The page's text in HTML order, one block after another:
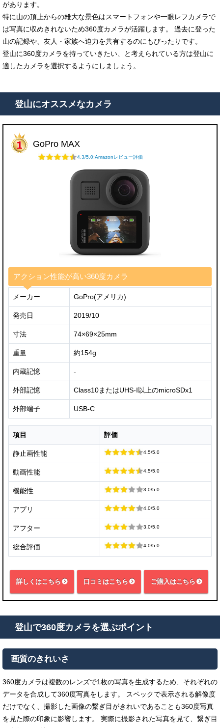
があります。
特に山の頂上からの雄大な景色はスマートフォンや一眼レフカメラで
は写真に収めきれないため360度カメラが活躍します。 過去に登った
山の記録や、友人・家族へ迫力を共有するのにもぴったりです。
登山に360度カメラを持っていきたい、と考えられている方は登山に
適したカメラを選択するようにしましょう。
登山にオススメなカメラ
GoPro MAX
4.3/5.0:Amazonレビュー評価
アクション性能が高い360度カメラ
メーカー GoPro(アメリカ)
発売日 2019/10
寸法 74×69×25mm
重量 約154g
内蔵記憶 -
外部記憶 Class10またはUHS-I以上のmicroSDx1
外部端子 USB-C
項目 評価
静止画性能 4.5/5.0
動画性能 4.5/5.0
機能性 3.0/5.0
アプリ 4.0/5.0
アフター 3.0/5.0
総合評価 4.0/5.0
詳しくはこちら 口コミはこちら ご購入はこちら
登山で360度カメラを選ぶポイント
画質のきれいさ
360度カメラは複数のレンズで1枚の写真を生成するため、それぞれの
データを合成して360度写真をします。 スペックで表示される解像度
だけでなく、撮影した画像の繋ぎ目がきれいであることも360度写真
を見た際の印象に影響します。 実際に撮影された写真を見て、繋ぎ目